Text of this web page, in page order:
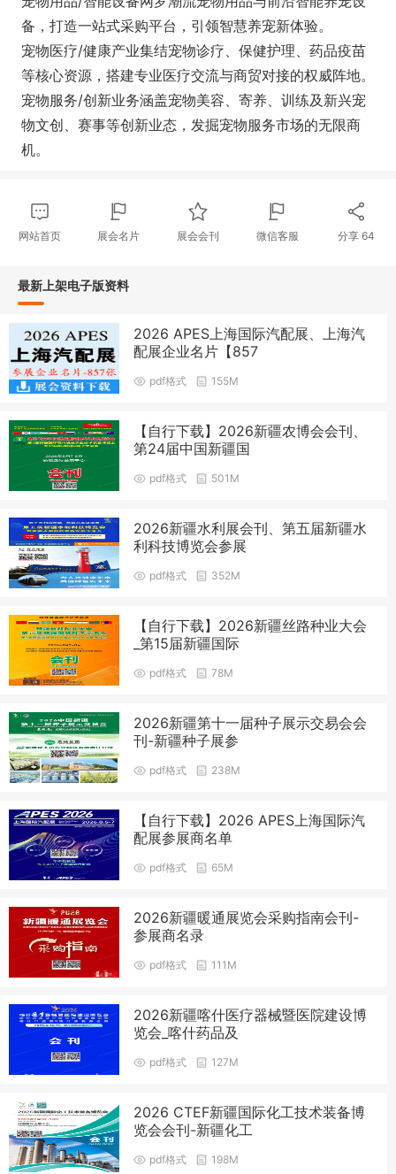
备，打造一站式采购平台，引领智慧养宠新体验。
宠物医疗/健康产业集结宠物诊疗、保健护理、药品疫苗
等核心资源，搭建专业医疗交流与商贸对接的权威阵地。
宠物服务/创新业务涵盖宠物美容、寄养、训练及新兴宠
物文创、赛事等创新业态，发掘宠物服务市场的无限商
机。
网站首页 展会名片 展会会刊 微信客服 分享64
最新上架电子版资料
2026 APES上海国际汽配展、上海汽
配展企业名片【857
pdf格式 155M
【自行下载】2026新疆农博会会刊、
第24届中国新疆国
pdf格式 501M
2026新疆水利展会刊、第五届新疆水
利科技博览会参展
pdf格式 352M
【自行下载】2026新疆丝路种业大会
_第15届新疆国际
pdf格式 78M
2026新疆第十一届种子展示交易会会
刊-新疆种子展参
pdf格式 238M
【自行下载】2026 APES上海国际汽
配展参展商名单
pdf格式 65M
2026新疆暖通展览会采购指南会刊-
参展商名录
pdf格式 111M
2026新疆喀什医疗器械暨医院建设博
览会_喀什药品及
pdf格式 127M
2026 CTEF新疆国际化工技术装备博
览会会刊-新疆化工
pdf格式 198M